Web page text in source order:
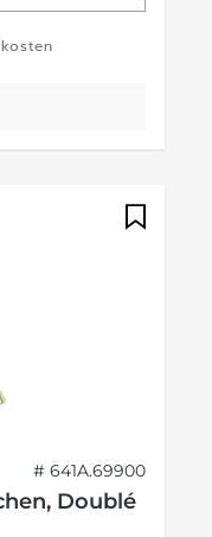
# 641A.69900
Doublé